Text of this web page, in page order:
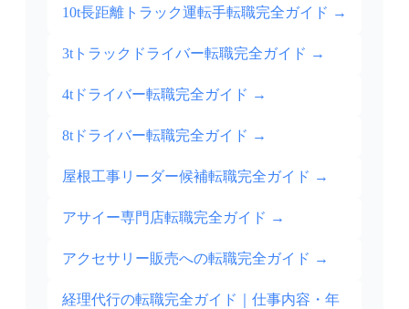
10t長距離トラック運転手転職完全ガイド →
3tトラックドライバー転職完全ガイド →
4tドライバー転職完全ガイド →
8tドライバー転職完全ガイド →
屋根工事リーダー候補転職完全ガイド →
アサイー専門店転職完全ガイド →
アクセサリー販売への転職完全ガイド →
経理代行の転職完全ガイド｜仕事内容・年